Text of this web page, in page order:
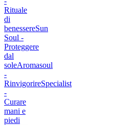
Rituale
di
benessereSun
Soul -
Proteggere
dal
soleAromasoul
-
RinvigorireSpecialist
-
Curare
mani e
piedi